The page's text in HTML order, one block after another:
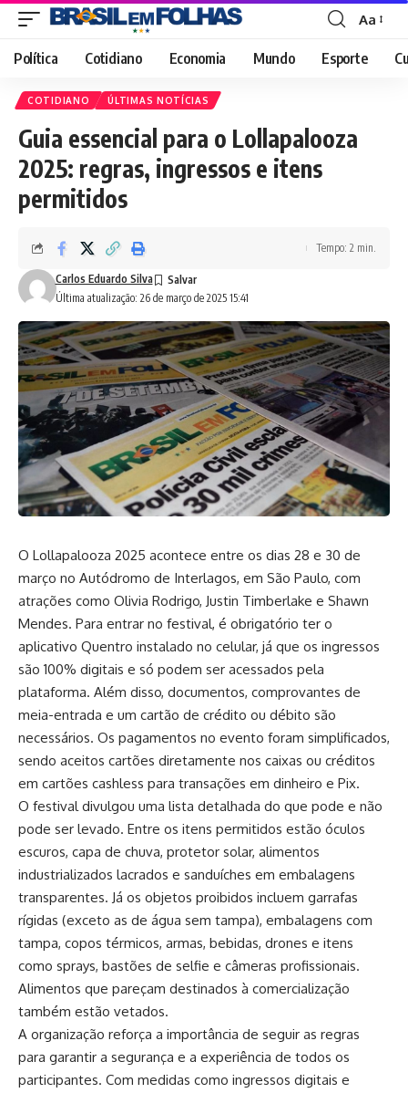
Font
Resizer
Aa
Política Cotidiano Economia Mundo Esporte
COTIDIANO ÚLTIMAS NOTÍCIAS
Guia essencial para o Lollapalooza
2025: regras, ingressos e itens
permitidos
Última atualização: 26 de março de 2025 15:41
Carlos Eduardo Silva
Tempo: 2 min.
O Lollapalooza 2025 acontece entre os dias 28 e 30 de
março no Autódromo de Interlagos, em São Paulo, com
atrações como Olivia Rodrigo, Justin Timberlake e Shawn
Mendes. Para entrar no festival, é obrigatório ter o
aplicativo Quentro instalado no celular, já que os ingressos
são 100% digitais e só podem ser acessados pela
plataforma. Além disso, documentos, comprovantes de
meia-entrada e um cartão de crédito ou débito são
necessários. Os pagamentos no evento foram simplificados,
sendo aceitos cartões diretamente nos caixas ou créditos
em cartões cashless para transações em dinheiro e Pix.
O festival divulgou uma lista detalhada do que pode e não
pode ser levado. Entre os itens permitidos estão óculos
escuros, capa de chuva, protetor solar, alimentos
industrializados lacrados e sanduíches em embalagens
transparentes. Já os objetos proibidos incluem garrafas
rígidas (exceto as de água sem tampa), embalagens com
tampa, copos térmicos, armas, bebidas, drones e itens
como sprays, bastões de selfie e câmeras profissionais.
Alimentos que pareçam destinados à comercialização
também estão vetados.
A organização reforça a importância de seguir as regras
para garantir a segurança e a experiência de todos os
participantes. Com medidas como ingressos digitais e